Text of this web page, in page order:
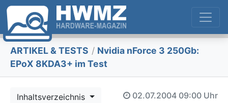
ARTIKEL & TESTS / Nvidia nForce 3 250Gb:
EPoX 8KDA3+ im Test
Inhaltsverzeichnis 02.07.2004 09:00 Uhr